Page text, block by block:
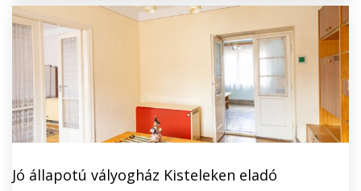
Jó állapotú vályogház Kisteleken eladó